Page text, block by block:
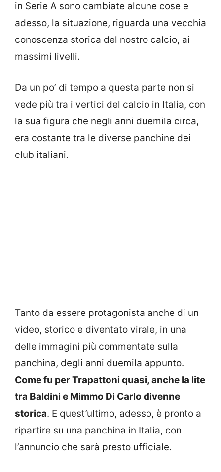
in Serie A sono cambiate alcune cose e
adesso, la situazione, riguarda una vecchia
conoscenza storica del nostro calcio, ai
massimi livelli.
Da un po’ di tempo a questa parte non si
vede più tra i vertici del calcio in Italia, con
la sua figura che negli anni duemila circa,
era costante tra le diverse panchine dei
club italiani.
Tanto da essere protagonista anche di un
video, storico e diventato virale, in una
delle immagini più commentate sulla
panchina, degli anni duemila appunto.
Come fu per Trapattoni quasi, anche la lite
tra Baldini e Mimmo Di Carlo divenne
storica. E quest’ultimo, adesso, è pronto a
ripartire su una panchina in Italia, con
l’annuncio che sarà presto ufficiale.